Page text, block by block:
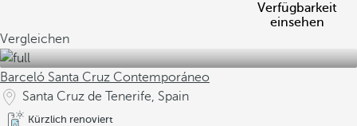
Verfügbarkeit
einsehen
Vergleichen
Barceló Santa Cruz Contemporáneo
Santa Cruz de Tenerife, Spain
Kürzlich renoviert